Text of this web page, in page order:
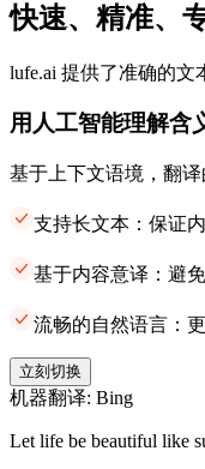
快速、精准、
lufe.ai 提供了准确的
用人工智能理解含
基于上下文语境，翻
支持长文本：保证
基于内容意译：避
流畅的自然语言：
立刻切换
机器翻译: Bing
Let life be beautiful like